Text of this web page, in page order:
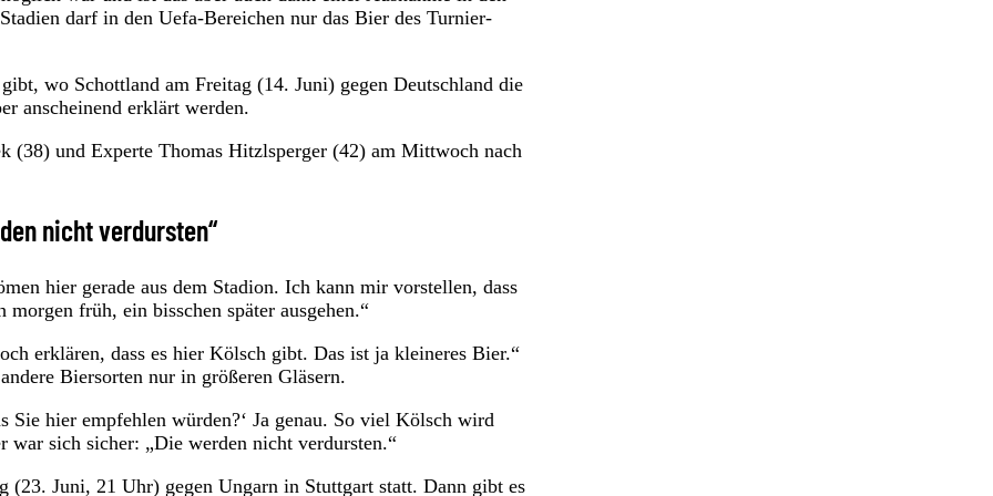
darf in den Uefa-Bereichen nur das Bier des Turnier-
wo Schottland am Freitag (14. Juni) gegen Deutschland die
anscheinend erklärt werden.
(38) und Experte Thomas Hitzlsperger (42) am Mittwoch nach
nicht verdursten“
hier gerade aus dem Stadion. Ich kann mir vorstellen, dass
früh, ein bisschen später ausgehen.“
erklären, dass es hier Kölsch gibt. Das ist ja kleineres Bier.“
Biersorten nur in größeren Gläsern.
Sie hier empfehlen würden?‘ Ja genau. So viel Kölsch wird
war sich sicher: „Die werden nicht verdursten.“
(23. Juni, 21 Uhr) gegen Ungarn in Stuttgart statt. Dann gibt es